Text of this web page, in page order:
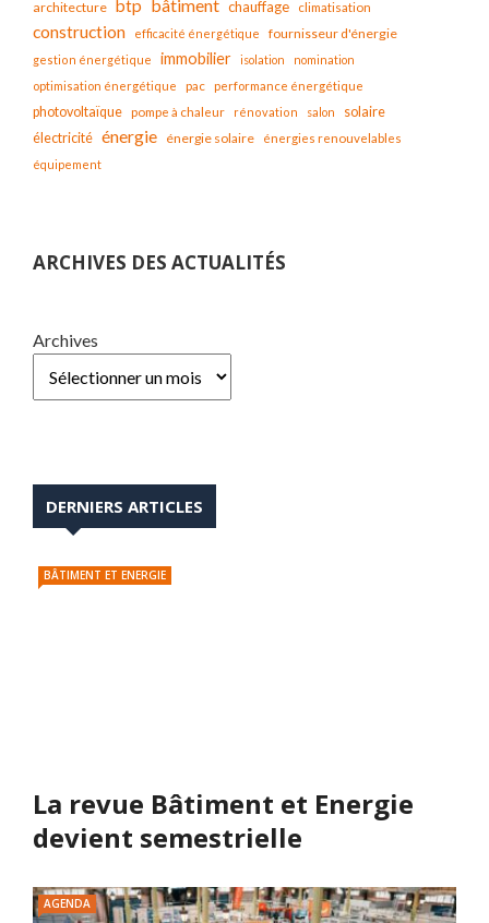
architecture btp bâtiment chauffage climatisation
construction efficacité énergétique fournisseur d'énergie
gestion énergétique immobilier isolation
nomination
optimisation énergétique
pac performance énergétique
photovoltaïque pompe à chaleur rénovation salon solaire
électricité énergie énergie solaire
énergies renouvelables
équipement
ARCHIVES DES ACTUALITÉS
Archives
DERNIERS ARTICLES
BÂTIMENT ET ENERGIE
La revue Bâtiment et Energie
devient semestrielle
AGENDA